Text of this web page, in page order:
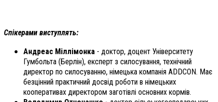
Спікерами виступлять:
Андреас Міллімонка - доктор, доцент Університету
Гумбольта (Берлін), експерт з силосування, технічний
директор по силосуванню, німецька компанія ADDCON. Має
безцінний практичний досвід роботи в німецьких
кооперативах директором заготівлі основних кормів.